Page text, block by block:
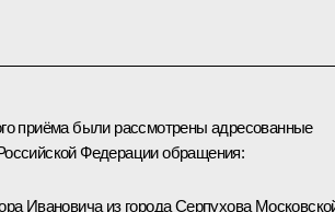
приёма были рассмотрены адресованные
Федерации обращения:
Ивановича из города Серпухова